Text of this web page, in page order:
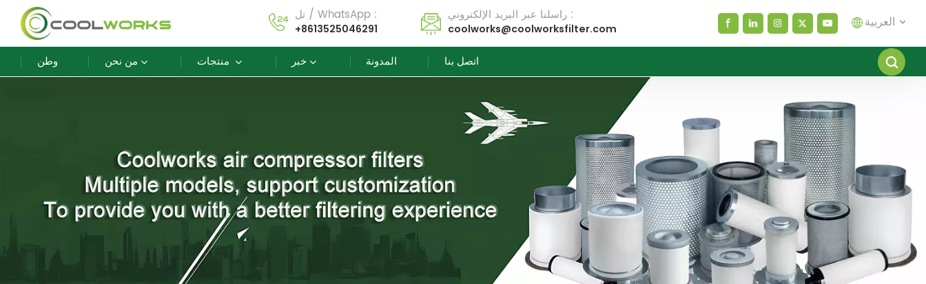
تل / WhatsApp :
+8613525046291
راسلنا عبر البريد الإلكتروني :
coolworks@coolworksfilter.com العربية
español
العربية
русский
Melayu
وطن من نحن خبر المدونة اتصل بنا